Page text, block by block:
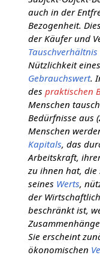
auch in der
Bezogenheit.
der Käufer und
Tauschverhältnis
Nützlichkeit
Gebrauchswert.
des praktischen
Menschen
Bedürfnisse aus
Menschen
Kapitals, das
Arbeitskraft,
zu ihnen hat, die
seines Werts,
der
beschränkt ist,
Sie erscheint
ökonomischen